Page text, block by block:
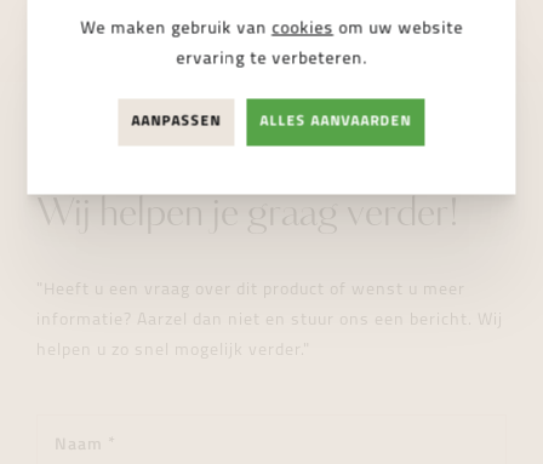
Wij helpen je graag verder!
"Heeft u een vraag over dit product of wenst u meer
informatie? Aarzel dan niet en stuur ons een bericht. Wij
helpen u zo snel mogelijk verder."
We maken gebruik van cookies om uw website
ervaring te verbeteren.
AANPASSEN ALLES AANVAARDEN